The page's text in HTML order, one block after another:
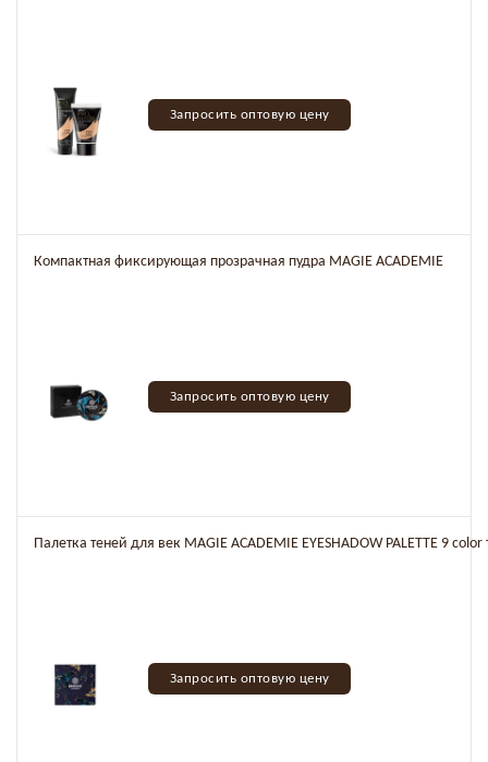
Запросить оптовую цену
Компактная фиксирующая прозрачная пудра MAGIE ACADEMIE
Запросить оптовую цену
Палетка теней для век MAGIE ACADEMIE EYESHADOW PALETTE 9 color
Запросить оптовую цену